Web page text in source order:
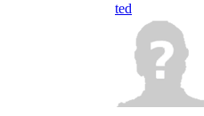
ted